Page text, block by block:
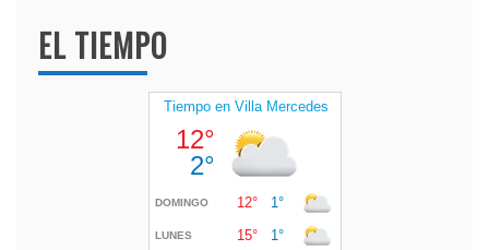
EL TIEMPO